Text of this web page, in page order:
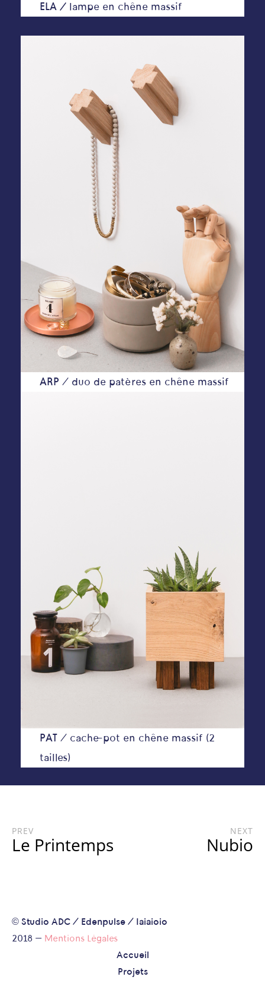
ELA / lampe en chêne massif
ARP / duo de patères en chêne massif
PAT
/ cache-pot en chêne massif (2
tailles)
PREV
Le Printemps
NEXT
Nubio
© Studio ADC / Edenpulse / Iaiaioio
2018 — Mentions Légales
Accueil
Projets